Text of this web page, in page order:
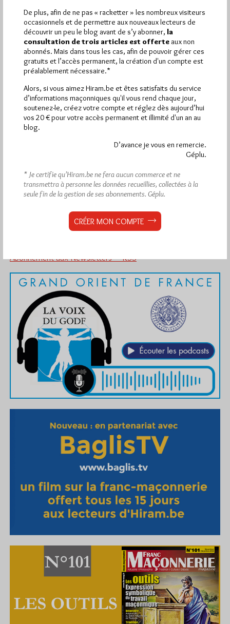
Lundi 29/09/14
Lu 2233 fois
C'est une initiative originale qu'ont pris les Loges L'Étoile de
Salomon (Martinique), L'Étoile du Levant (Hyières dans le Var),
DansLoges,Obédiences
Hier jeudi 6 août 2026, Hiram.be a reçu
Plus d’informations
Quels sont les articles les plus lus du blog ?
Abonnement aux Newsletters - RSS
De plus, afin de ne pas « racketter » les nombreux visiteurs
occasionnels et de permettre aux nouveaux lecteurs de
découvrir un peu le blog avant de s’y abonner, la
consultation de trois articles est offerte aux non
abonnés. Mais dans tous les cas, afin de pouvoir gérer ces
gratuits et l’accès permanent, la création d'un compte est
préalablement nécessaire.*
Alors, si vous aimez Hiram.be et êtes satisfaits du service
d’informations maçonniques qu'il vous rend chaque jour,
soutenez-le, créez votre compte et réglez dès aujourd’hui
vos 20 € pour votre accès permanent et illimité d'un an au
blog.
D’avance je vous en remercie.
Géplu.
* Je certifie qu’Hiram.be ne fera aucun commerce et ne
transmettra à personne les données recueillies, collectées à la
seule fin de la gestion de ses abonnements. Géplu.
CRÉER MON COMPTE